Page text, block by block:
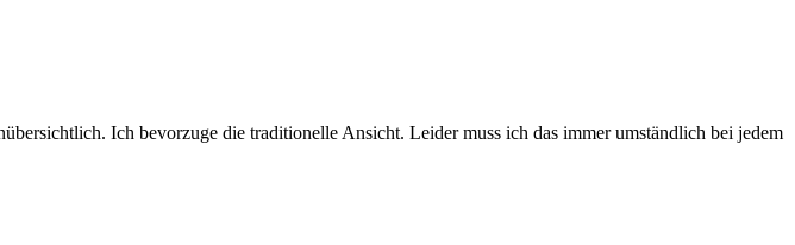
Ich bevorzuge die traditionelle Ansicht. Leider muss ich das immer umständlich bei jedem